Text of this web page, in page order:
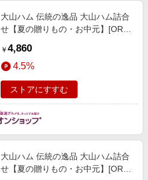
大山ハム 伝統の逸品 大山ハム詰合
せ【夏の贈りもの・お中元】[OR-
￥ 4,860
4.5%
ストアにすすむ
大山ハム 伝統の逸品 大山ハム詰合
せ【夏の贈りもの・お中元】[OR-